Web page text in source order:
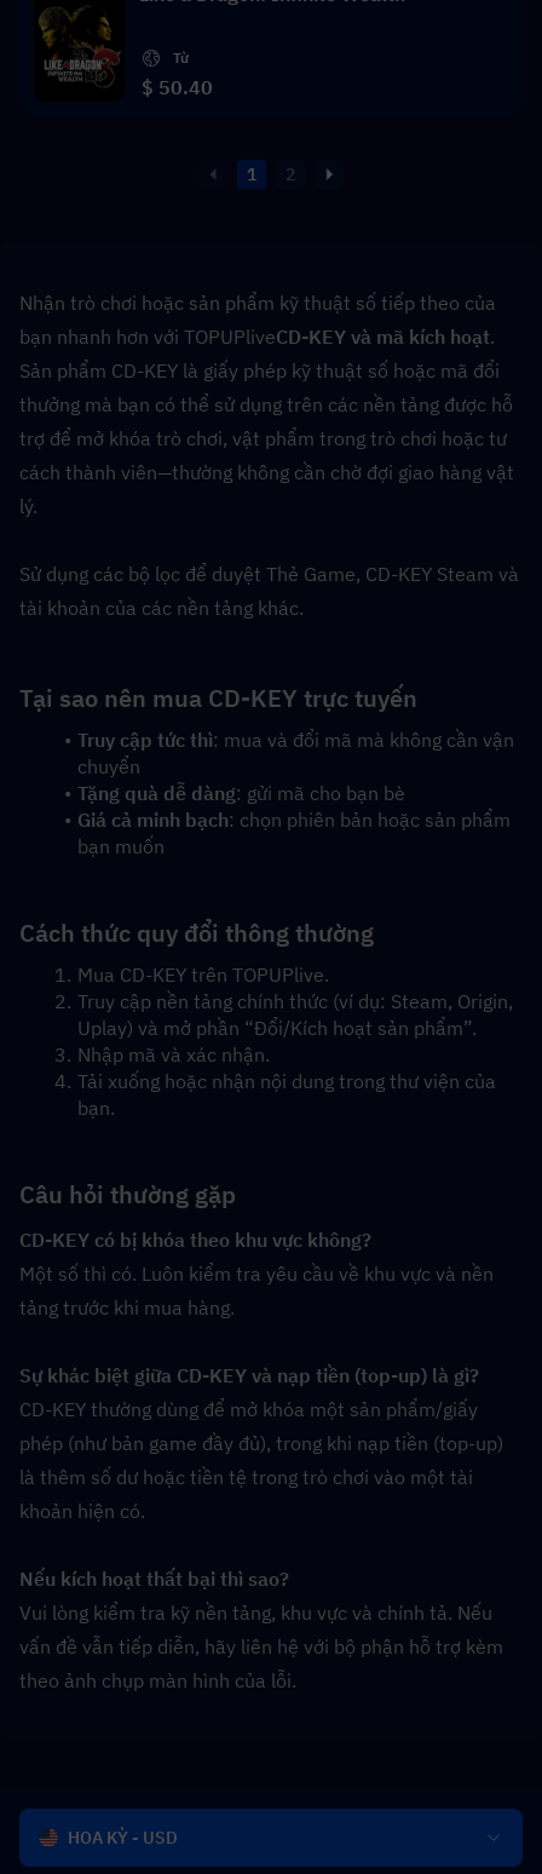
Từ
$ 50.40
1 2
Nhận trò chơi hoặc sản phẩm kỹ thuật số tiếp theo của
bạn nhanh hơn với TOPUPliveCD-KEY và mã kích hoạt.
Sản phẩm CD-KEY là giấy phép kỹ thuật số hoặc mã đổi
thưởng mà bạn có thể sử dụng trên các nền tảng được hỗ
trợ để mở khóa trò chơi, vật phẩm trong trò chơi hoặc tư
cách thành viên—thường không cần chờ đợi giao hàng vật
lý.
Sử dụng các bộ lọc để duyệt Thẻ Game, CD-KEY Steam và
tài khoản của các nền tảng khác.
Tại sao nên mua CD-KEY trực tuyến
Truy cập tức thì: mua và đổi mã mà không cần vận
chuyển
Tặng quà dễ dàng: gửi mã cho bạn bè
Giá cả minh bạch: chọn phiên bản hoặc sản phẩm
bạn muốn
Cách thức quy đổi thông thường
Mua CD-KEY trên TOPUPlive.
Truy cập nền tảng chính thức (ví dụ: Steam, Origin,
Uplay) và mở phần “Đổi/Kích hoạt sản phẩm”.
Nhập mã và xác nhận.
Tải xuống hoặc nhận nội dung trong thư viện của
bạn.
Câu hỏi thường gặp
CD-KEY có bị khóa theo khu vực không?
Một số thì có. Luôn kiểm tra yêu cầu về khu vực và nền
tảng trước khi mua hàng.
Sự khác biệt giữa CD-KEY và nạp tiền (top-up) là gì?
CD-KEY thường dùng để mở khóa một sản phẩm/giấy
phép (như bản game đầy đủ), trong khi nạp tiền (top-up)
là thêm số dư hoặc tiền tệ trong trò chơi vào một tài
khoản hiện có.
Nếu kích hoạt thất bại thì sao?
Vui lòng kiểm tra kỹ nền tảng, khu vực và chính tả. Nếu
vấn đề vẫn tiếp diễn, hãy liên hệ với bộ phận hỗ trợ kèm
theo ảnh chụp màn hình của lỗi.
HOA KỲ - USD